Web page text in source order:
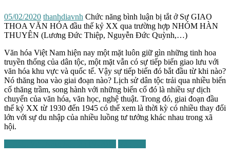
05/02/2020 thanhdiavnh Chức năng bình luận bị tắt ở Sự GIAO
THOA VĂN HÓA đầu thế kỷ XX qua trường hợp NHÓM HÀN
THUYÊN (Lương Đức Thiệp, Nguyễn Đức Quỳnh,…)
Văn hóa Việt Nam hiện nay một mặt luôn giữ gìn những tinh hoa
truyền thống của dân tộc, một mặt vẫn có sự tiếp biến giao lưu với
văn hóa khu vực và quốc tế. Vậy sự tiếp biến đó bắt đầu từ khi nào?
Nó thăng hoa vào giai đoạn nào? Lịch sử dân tộc trải qua nhiều biến
cố thăng trầm, song hành với những biến cố đó là nhiều sự dịch
chuyển của văn hóa, văn học, nghệ thuật. Trong đó, giai đoạn đầu
thế kỷ XX từ 1930 đến 1945 có thể xem là thời kỳ có nhiều thay đổi
lớn với sự du nhập của nhiều luồng tư tưởng khác nhau trong xã
hội.